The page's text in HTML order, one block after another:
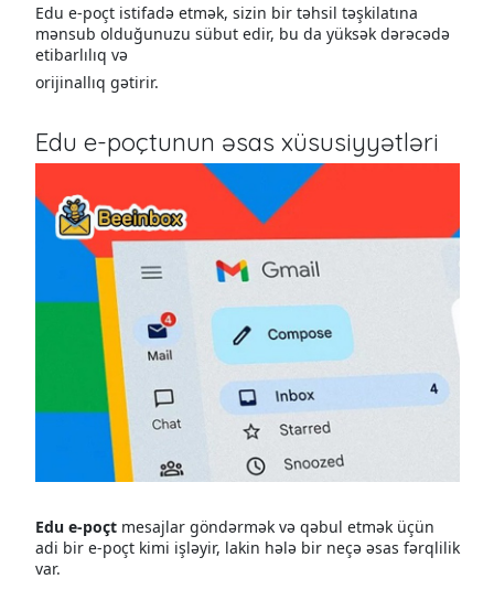
Edu e-poçt istifadə etmək, sizin bir təhsil təşkilatına
mənsub olduğunuzu sübut edir, bu da yüksək dərəcədə
etibarlılıq və
orijinallıq gətirir.
Edu e-poçtunun əsas xüsusiyyətləri
Edu e-poçtmesajlar göndərmək və qəbul etmək üçün
adi bir e-poçt kimi işləyir, lakin hələ bir neçə əsas fərqlilik
var.